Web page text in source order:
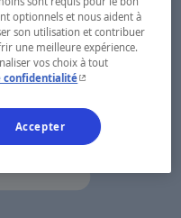
optionnels et nous aident à
son utilisation et contribuer
une meilleure expérience.
vos choix à tout
confidentialité- Cet hyperlien
Accepter